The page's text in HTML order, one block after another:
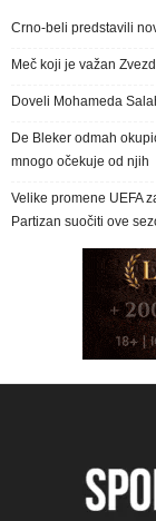
Crno-beli predstavili
Meč koji je važan
Doveli Mohameda
De Bleker odmah
mnogo očekuje od njih
Velike promene UEFA
Partizan suočiti ove